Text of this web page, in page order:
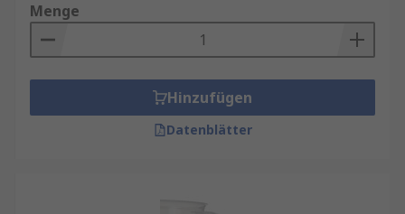
Menge
Hinzufügen
Datenblätter